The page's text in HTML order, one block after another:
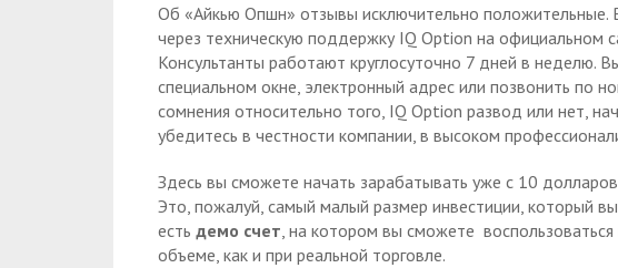
Об «Айкью Опшн» отзывы исключительно
через техническую поддержку IQ Option на официальном
Консультанты работают круглосуточно 7 дней в неделю.
специальном окне, электронный адрес или позвонить по
сомнения относительно того, IQ Option развод или нет,
убедитесь в честности компании, в высоком
Здесь вы сможете начать зарабатывать уже с 10
Это, пожалуй, самый малый размер инвестиции, который
есть демо счет, на котором вы сможете
объеме, как и при реальной торговле.